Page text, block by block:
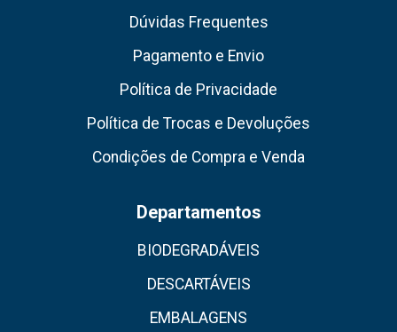
Dúvidas Frequentes
Pagamento e Envio
Política de Privacidade
Política de Trocas e Devoluções
Condições de Compra e Venda
Departamentos
BIODEGRADÁVEIS
DESCARTÁVEIS
EMBALAGENS